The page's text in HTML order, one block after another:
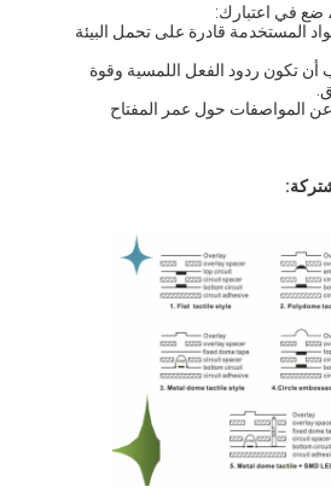
، ضع في اعتبارك:
المستخدمة قادرة على تحمل البيئة
أن تكون ردود الفعل اللمسية وقوة
المواصفات حول عمر المفتاح